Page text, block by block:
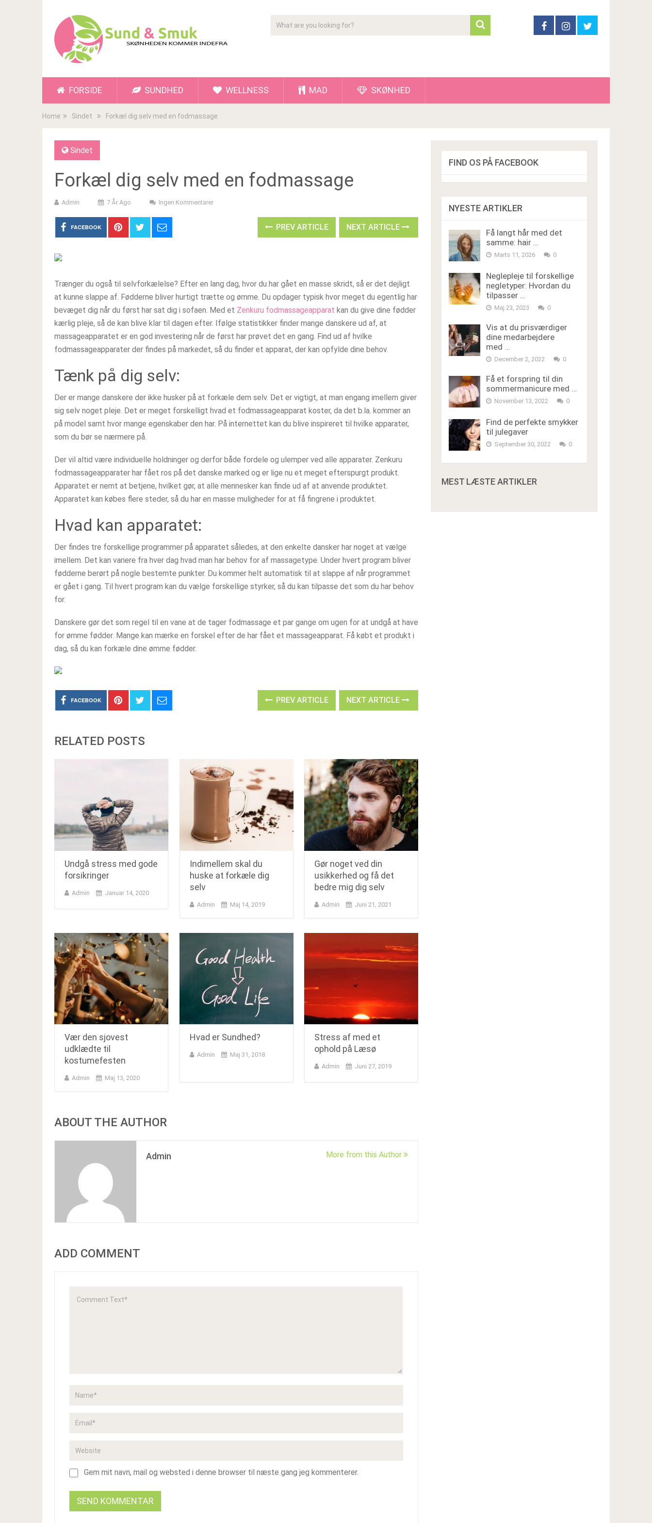
FORSIDE SUNDHED WELLNESS MAD SKØNHED
Home Sindet Forkæl dig selv med en fodmassage
Sindet
Forkæl dig selv med en fodmassage
Admin 7 År Ago Ingen Kommentarer
FACEBOOK PREV ARTICLE NEXT ARTICLE
Trænger du også til selvforkælelse? Efter en lang dag, hvor du har gået en masse skridt, så er det dejligt
at kunne slappe af. Fødderne bliver hurtigt trætte og ømme. Du opdager typisk hvor meget du egentlig har
bevæget dig når du først har sat dig i sofaen. Med et Zenkuru fodmassageapparat kan du give dine fødder
kærlig pleje, så de kan blive klar til dagen efter. Ifølge statistikker finder mange danskere ud af, at
massageapparatet er en god investering når de først har prøvet det en gang. Find ud af hvilke
fodmassageapparater der findes på markedet, så du finder et apparat, der kan opfylde dine behov.
Tænk på dig selv:
Der er mange danskere der ikke husker på at forkæle dem selv. Det er vigtigt, at man engang imellem giver
sig selv noget pleje. Det er meget forskelligt hvad et fodmassageapparat koster, da det b.la. kommer an
på model samt hvor mange egenskaber den har. På internettet kan du blive inspireret til hvilke apparater,
som du bør se nærmere på.
Der vil altid være individuelle holdninger og derfor både fordele og ulemper ved alle apparater. Zenkuru
fodmassageapparater har fået ros på det danske marked og er lige nu et meget efterspurgt produkt.
Apparatet er nemt at betjene, hvilket gør, at alle mennesker kan finde ud af at anvende produktet.
Apparatet kan købes flere steder, så du har en masse muligheder for at få fingrene i produktet.
Hvad kan apparatet:
Der findes tre forskellige programmer på apparatet således, at den enkelte dansker har noget at vælge
imellem. Det kan variere fra hver dag hvad man har behov for af massagetype. Under hvert program bliver
fødderne berørt på nogle bestemte punkter. Du kommer helt automatisk til at slappe af når programmet
er gået i gang. Til hvert program kan du vælge forskellige styrker, så du kan tilpasse det som du har behov
for.
Danskere gør det som regel til en vane at de tager fodmassage et par gange om ugen for at undgå at have
for ømme fødder. Mange kan mærke en forskel efter de har fået et massageapparat. Få købt et produkt i
dag, så du kan forkæle dine ømme fødder.
FACEBOOK PREV ARTICLE NEXT ARTICLE
RELATED POSTS
Undgå stress med gode
forsikringer
Admin Januar 14, 2020
Indimellem skal du
huske at forkæle dig
selv
Admin Maj 14, 2019
Gør noget ved din
usikkerhed og få det
bedre mig dig selv
Admin Juni 21, 2021
Vær den sjovest
udklædte til
kostumefesten
Admin Maj 13, 2020
Hvad er Sundhed?
Admin Maj 31, 2018
Stress af med et
ophold på Læsø
Admin Juni 27, 2019
ABOUT THE AUTHOR
Admin More from this Author
ADD COMMENT
Gem mit navn, mail og websted i denne browser til næste gang jeg kommenterer.
FIND OS PÅ FACEBOOK
NYESTE ARTIKLER
Få langt hår med det
samme: hair …
Marts 11, 2026 0
Neglepleje til forskellige
negletyper: Hvordan du
tilpasser …
Maj 23, 2023 0
Vis at du prisværdiger
dine medarbejdere
med …
December 2, 2022 0
Få et forspring til din
sommermanicure med …
November 13, 2022 0
Find de perfekte smykker
til julegaver
September 30, 2022 0
MEST LÆSTE ARTIKLER